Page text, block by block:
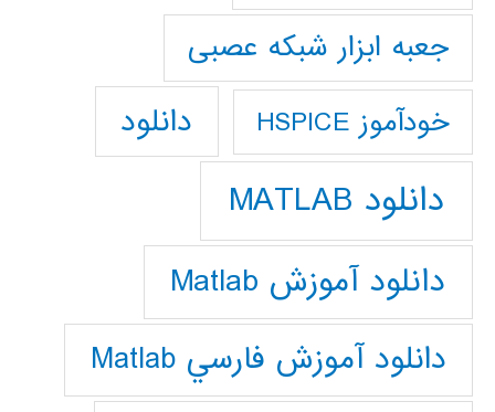
جعبه ابزار شبکه عصبی
خودآموز HSPICE دانلود
دانلود MATLAB
دانلود آموزش Matlab
دانلود آموزش فارسي Matlab